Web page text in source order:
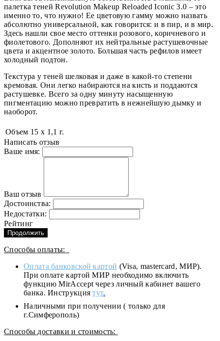
палетка теней Revolution Makeup Reloaded Iconic 3.0 – это
именно то, что нужно! Ее цветовую гамму можно назвать
абсолютно универсальной, как говорится: и в пир, и в мир.
Здесь нашли свое место оттенки розового, коричневого и
фиолетового. Дополняют их нейтральные растушевочные
цвета и акцентное золото. Большая часть рефилов имеет
холодный подтон.
Текстура у теней шелковая и даже в какой-то степени
кремовая. Они легко набираются на кисть и поддаются
растушевке. Всего за одну минуту насыщенную
пигментацию можно превратить в нежнейшую дымку и
наоборот.
Объем 15 х 1,1 г.
Написать отзыв
Ваше имя:
Ваш отзыв
Достоинства:
Недостатки:
Рейтинг
Продолжить
Способы оплаты:
Оплата банковской картой (Visa, mastercard, МИР).
При оплате картой МИР необходимо включить
функцию MirAccept через личный кабинет вашего
банка. Инструкциятут.
Наличными при получении ( только для
г.Симферополь)
Способы доставки и стоимость: